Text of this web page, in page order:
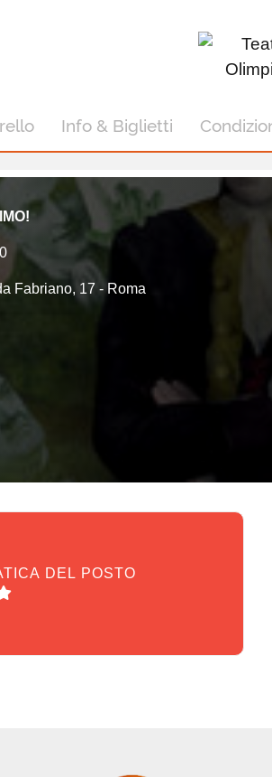
Info & Biglietti
Fabriano, 17 - Roma
DEL POSTO